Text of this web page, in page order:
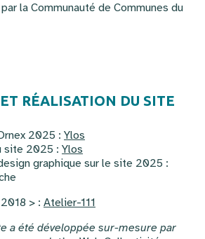
la Communauté de Communes du
RÉALISATION DU SITE
2025 : Ylos
site 2025 : Ylos
graphique sur le site 2025 :
> : Atelier-111
a été développée sur-mesure par